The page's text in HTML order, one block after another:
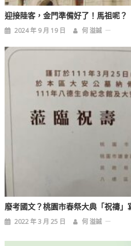
迎接陸客，金門準備好了！馬祖呢？
2024 年 9 月 19 日 何 溢誠
廢考國文？桃園市春祭大典「祝禱」
2022 年 3 月 25 日 何 溢誠